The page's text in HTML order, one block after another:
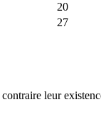
20
27
leur